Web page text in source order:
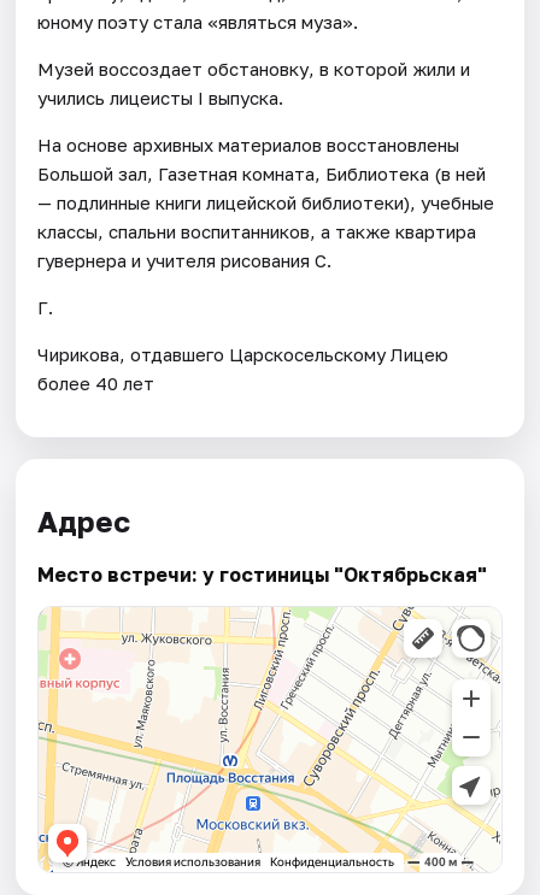
юному поэту стала «являться муза».
Музей воссоздает обстановку, в которой жили и
учились лицеисты I выпуска.
На основе архивных материалов восстановлены
Большой зал, Газетная комната, Библиотека (в ней
— подлинные книги лицейской библиотеки), учебные
классы, спальни воспитанников, а также квартира
гувернера и учителя рисования С.
Г.
Чирикова, отдавшего Царскосельскому Лицею
более 40 лет
Адрес
Место встречи: у гостиницы "Октябрьская"